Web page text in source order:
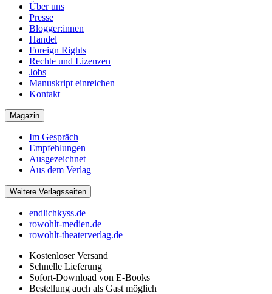
Über uns
Presse
Blogger:innen
Handel
Foreign Rights
Rechte und Lizenzen
Jobs
Manuskript einreichen
Kontakt
Magazin
Im Gespräch
Empfehlungen
Ausgezeichnet
Aus dem Verlag
Weitere Verlagsseiten
endlichkyss.de
rowohlt-medien.de
rowohlt-theaterverlag.de
Kostenloser Versand
Schnelle Lieferung
Sofort-Download von E-Books
Bestellung auch als Gast möglich